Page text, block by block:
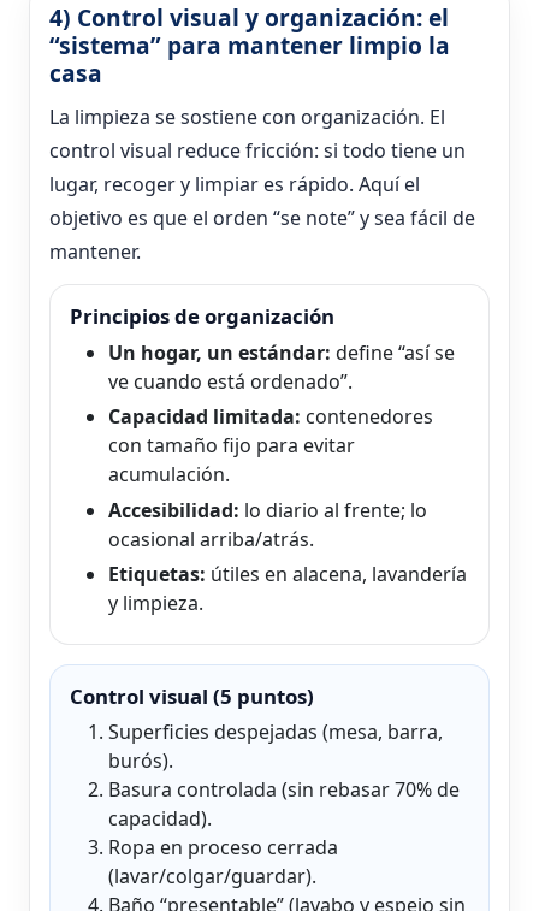
4) Control visual y organización: el
“sistema” para mantener limpio la
casa
La limpieza se sostiene con organización. El
control visual reduce fricción: si todo tiene un
lugar, recoger y limpiar es rápido. Aquí el
objetivo es que el orden “se note” y sea fácil de
mantener.
Principios de organización
Un hogar, un estándar: define “así se
ve cuando está ordenado”.
Capacidad limitada: contenedores
con tamaño fijo para evitar
acumulación.
Accesibilidad: lo diario al frente; lo
ocasional arriba/atrás.
Etiquetas: útiles en alacena, lavandería
y limpieza.
Control visual (5 puntos)
Superficies despejadas (mesa, barra,
burós).
Basura controlada (sin rebasar 70% de
capacidad).
Ropa en proceso cerrada
(lavar/colgar/guardar).
Baño “presentable” (lavabo y espejo sin